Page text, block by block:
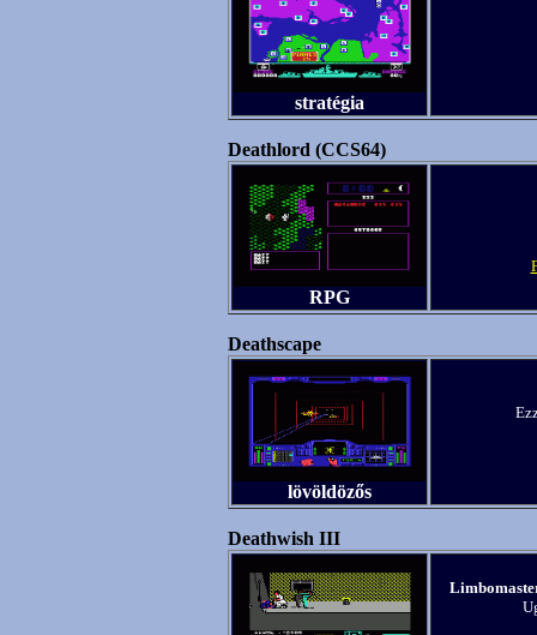
stratégia
Deathlord (CCS64)
RPG
Deathscape
lövöldözős
Deathwish III